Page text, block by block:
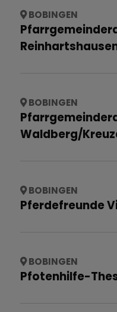
BOBINGEN
BOBINGEN
Waldberg/
BOBINGEN
Pferdefreunde
BOBINGEN
Pfotenhilfe-